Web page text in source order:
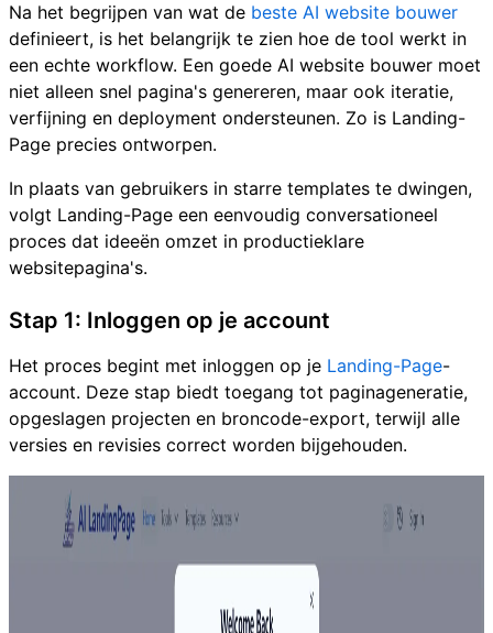
Na het begrijpen van wat de beste AI website bouwer
definieert, is het belangrijk te zien hoe de tool werkt in
een echte workflow. Een goede AI website bouwer moet
niet alleen snel pagina's genereren, maar ook iteratie,
verfijning en deployment ondersteunen. Zo is Landing-
Page precies ontworpen.
In plaats van gebruikers in starre templates te dwingen,
volgt Landing-Page een eenvoudig conversationeel
proces dat ideeën omzet in productieklare
websitepagina's.
Stap 1: Inloggen op je account
Het proces begint met inloggen op je Landing-Page-
account. Deze stap biedt toegang tot paginageneratie,
opgeslagen projecten en broncode-export, terwijl alle
versies en revisies correct worden bijgehouden.